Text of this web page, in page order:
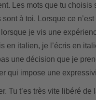
Les mots que tu
à toi. Lorsque ce
je vis une
en italien, je l’écris en
une décision que je
qui impose une
Tu t’es très vite libéré de